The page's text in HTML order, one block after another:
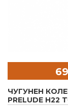
ЧУГУНЕН
PRELUDE H22